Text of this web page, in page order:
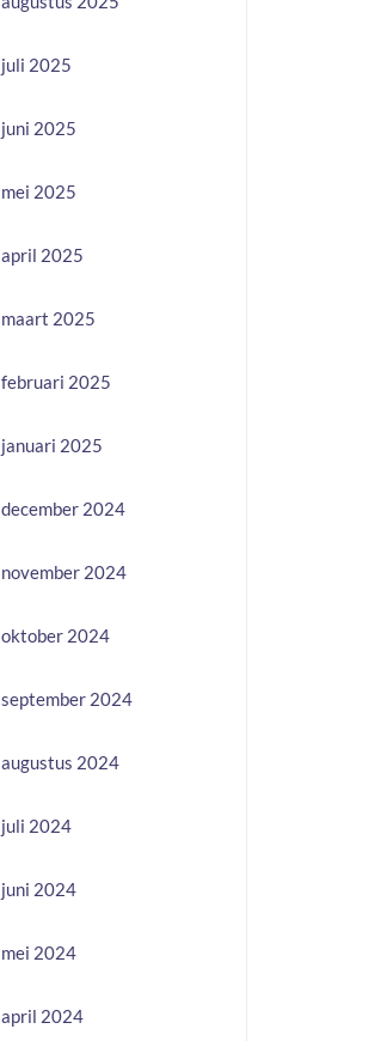
juli 2025
juni 2025
mei 2025
april 2025
maart 2025
februari 2025
januari 2025
december 2024
november 2024
oktober 2024
september 2024
augustus 2024
juli 2024
juni 2024
mei 2024
april 2024